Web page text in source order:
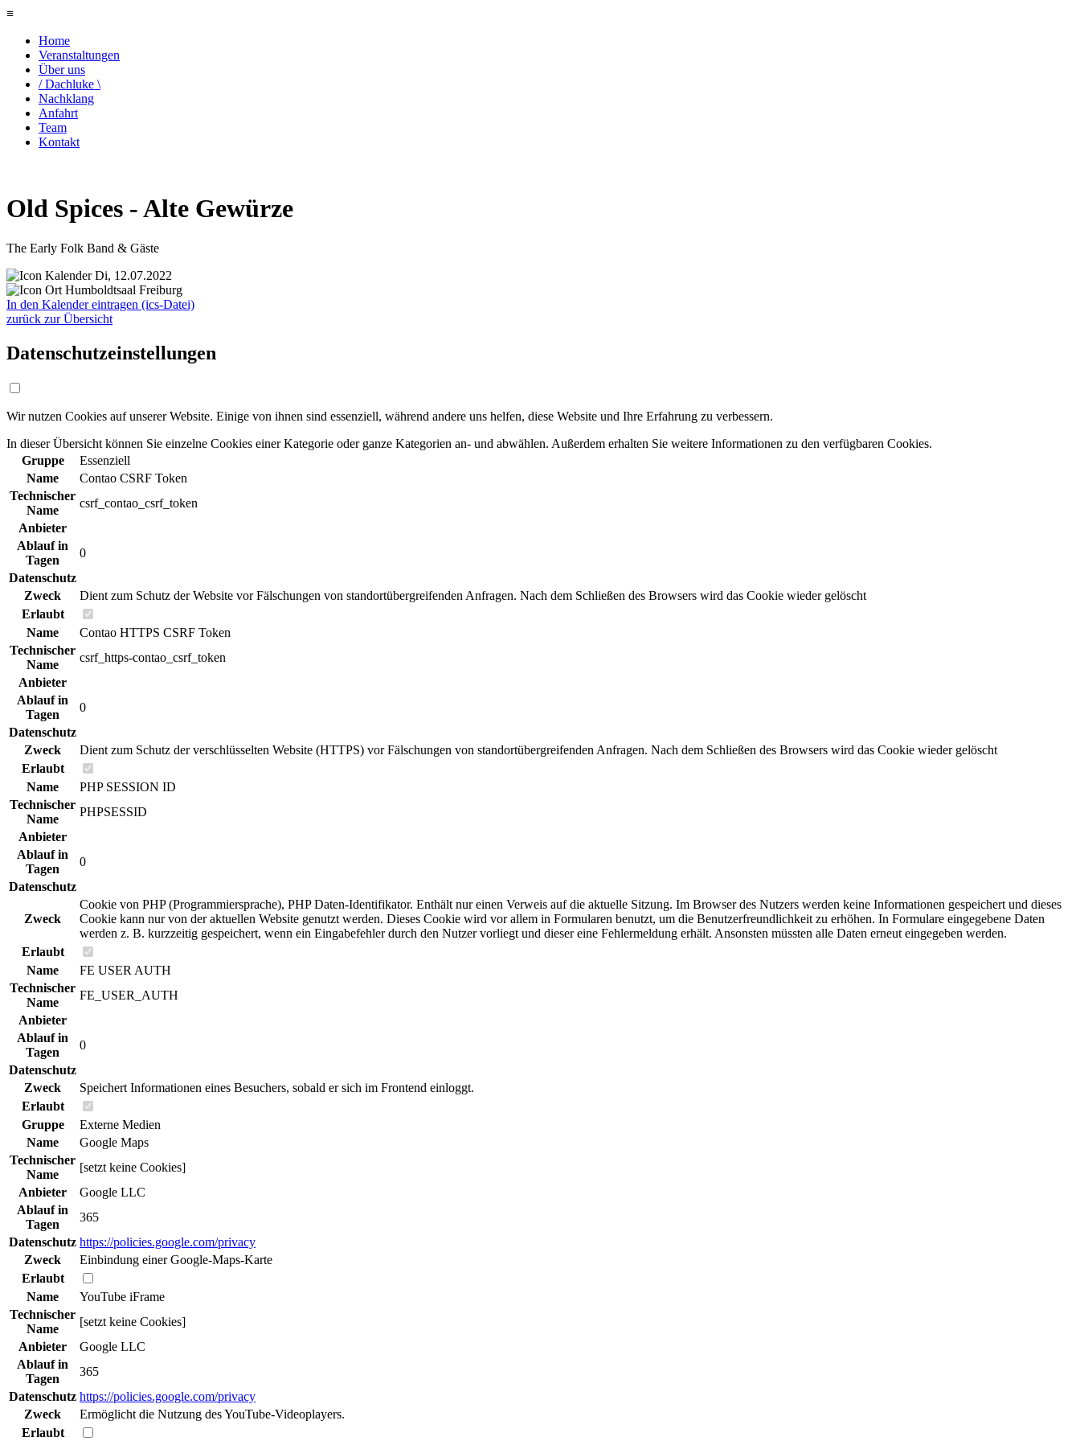
≡
Home
Veranstaltungen
Über uns
/ Dachluke \
Nachklang
Anfahrt
Team
Kontakt
Old Spices - Alte Gewürze
The Early Folk Band & Gäste
Di, 12.07.2022
Humboldtsaal Freiburg
In den Kalender eintragen (ics-Datei)
zurück zur Übersicht
Datenschutzeinstellungen
Wir nutzen Cookies auf unserer Website. Einige von ihnen sind essenziell, während andere uns helfen, diese Website und Ihre Erfahrung zu verbessern.
In dieser Übersicht können Sie einzelne Cookies einer Kategorie oder ganze Kategorien an- und abwählen. Außerdem erhalten Sie weitere Informationen zu den verfügbaren Cookies.
Gruppe
Essenziell
Name
Contao CSRF Token
Technischer
Name
csrf_contao_csrf_token
Anbieter
Ablauf in
Tagen
0
Datenschutz
Zweck
Dient zum Schutz der Website vor Fälschungen von standortübergreifenden Anfragen. Nach dem Schließen des Browsers wird das Cookie wieder gelöscht
Erlaubt
Name
Contao HTTPS CSRF Token
Technischer
Name
csrf_https-contao_csrf_token
Anbieter
Ablauf in
Tagen
0
Datenschutz
Zweck
Dient zum Schutz der verschlüsselten Website (HTTPS) vor Fälschungen von standortübergreifenden Anfragen. Nach dem Schließen des Browsers wird das Cookie wieder gelöscht
Erlaubt
Name
PHP SESSION ID
Technischer
Name
PHPSESSID
Anbieter
Ablauf in
Tagen
0
Datenschutz
Zweck
Cookie von PHP (Programmiersprache), PHP Daten-Identifikator. Enthält nur einen Verweis auf die aktuelle Sitzung. Im Browser des Nutzers werden keine Informationen gespeichert und dieses
Cookie kann nur von der aktuellen Website genutzt werden. Dieses Cookie wird vor allem in Formularen benutzt, um die Benutzerfreundlichkeit zu erhöhen. In Formulare eingegebene Daten
werden z. B. kurzzeitig gespeichert, wenn ein Eingabefehler durch den Nutzer vorliegt und dieser eine Fehlermeldung erhält. Ansonsten müssten alle Daten erneut eingegeben werden.
Erlaubt
Name
FE USER AUTH
Technischer
Name
FE_USER_AUTH
Anbieter
Ablauf in
Tagen
0
Datenschutz
Zweck
Speichert Informationen eines Besuchers, sobald er sich im Frontend einloggt.
Erlaubt
Gruppe
Externe Medien
Name
Google Maps
Technischer
Name
[setzt keine Cookies]
Anbieter
Google LLC
Ablauf in
Tagen
365
Datenschutz https://policies.google.com/privacy
Zweck
Einbindung einer Google-Maps-Karte
Erlaubt
Name
YouTube iFrame
Technischer
Name
[setzt keine Cookies]
Anbieter
Google LLC
Ablauf in
Tagen
365
Datenschutz https://policies.google.com/privacy
Zweck
Ermöglicht die Nutzung des YouTube-Videoplayers.
Erlaubt